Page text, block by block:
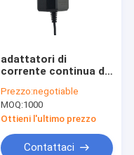
adattatori di
corrente continua di
Prezzo:negotiable
MOQ:1000
Ottieni l'ultimo prezzo
Contattaci